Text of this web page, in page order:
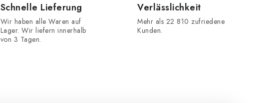
Schnelle Lieferung
Wir haben alle Waren auf
Lager. Wir liefern innerhalb
von 3 Tagen.
Verlässlichkeit
Mehr als 22 810 zufriedene
Kunden.